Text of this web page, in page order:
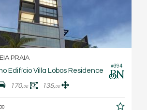
#394
PRAIA
Edifício Villa Lobos Residence
170,00 135,00
00